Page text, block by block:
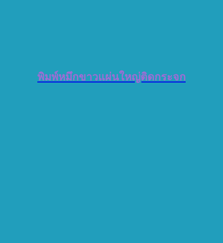
พิมพ์หมึกขาวแผ่นใหญ่ติดกระจก